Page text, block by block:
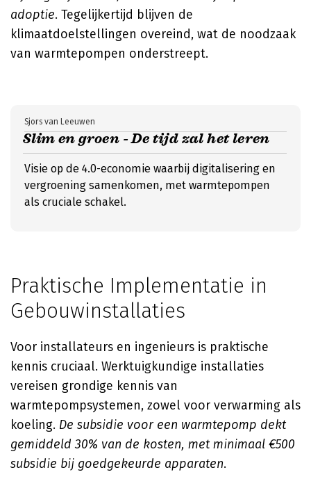
adoptie. Tegelijkertijd blijven de
klimaatdoelstellingen overeind, wat de noodzaak
van warmtepompen onderstreept.
Slim en groen - De tijd zal het leren
Sjors van Leeuwen
Visie op de 4.0-economie waarbij digitalisering en
vergroening samenkomen, met warmtepompen
als cruciale schakel.
Praktische Implementatie in
Gebouwinstallaties
Voor installateurs en ingenieurs is praktische
kennis cruciaal. Werktuigkundige installaties
vereisen grondige kennis van
warmtepompsystemen, zowel voor verwarming als
koeling. De subsidie voor een warmtepomp dekt
gemiddeld 30% van de kosten, met minimaal €500
subsidie bij goedgekeurde apparaten.